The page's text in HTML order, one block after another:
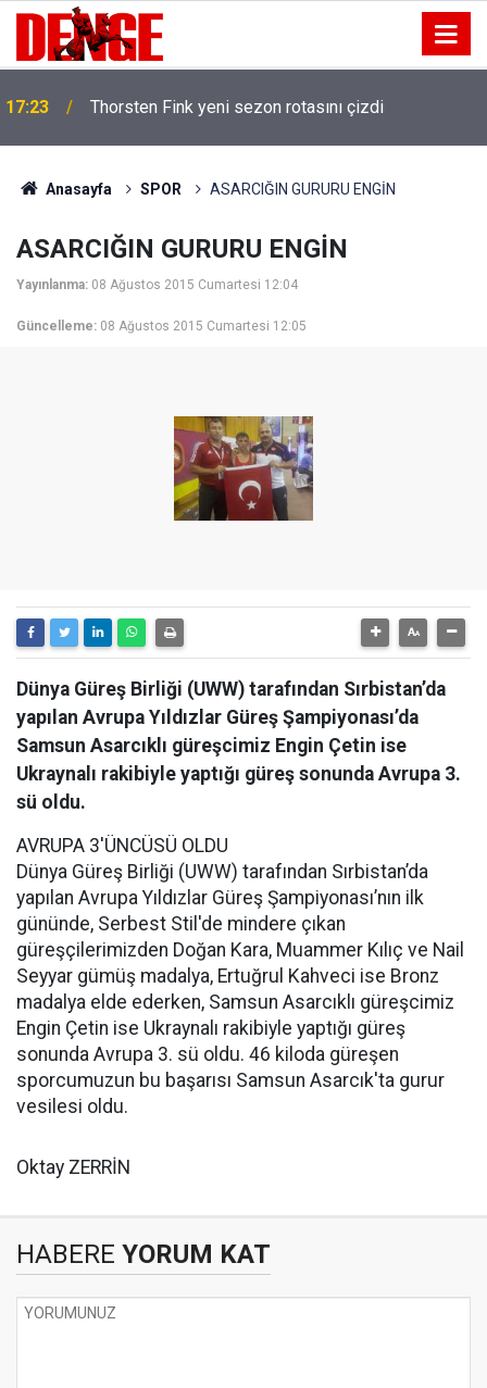
17:23 Thorsten Fink yeni sezon rotasını çizdi
Anasayfa SPOR ASARCIĞIN GURURU ENGİN
ASARCIĞIN GURURU ENGİN
Yayınlanma: 08 Ağustos 2015 Cumartesi 12:04
Güncelleme: 08 Ağustos 2015 Cumartesi 12:05
Dünya Güreş Birliği (UWW) tarafından Sırbistan’da
yapılan Avrupa Yıldızlar Güreş Şampiyonası’da
Samsun Asarcıklı güreşcimiz Engin Çetin ise
Ukraynalı rakibiyle yaptığı güreş sonunda Avrupa 3.
sü oldu.
AVRUPA 3'ÜNCÜSÜ OLDU
Dünya Güreş Birliği (UWW) tarafından Sırbistan’da
yapılan Avrupa Yıldızlar Güreş Şampiyonası’nın ilk
gününde, Serbest Stil'de mindere çıkan
güreşçilerimizden Doğan Kara, Muammer Kılıç ve Nail
Seyyar gümüş madalya, Ertuğrul Kahveci ise Bronz
madalya elde ederken, Samsun Asarcıklı güreşcimiz
Engin Çetin ise Ukraynalı rakibiyle yaptığı güreş
sonunda Avrupa 3. sü oldu. 46 kiloda güreşen
sporcumuzun bu başarısı Samsun Asarcık'ta gurur
vesilesi oldu.
Oktay ZERRİN
HABERE YORUM KAT